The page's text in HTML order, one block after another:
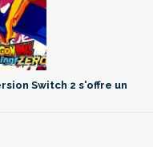
Switch 2 s'offre un